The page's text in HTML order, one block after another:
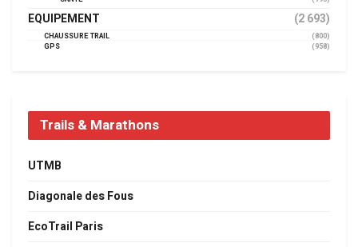
EQUIPEMENT (2 693)
CHAUSSURE TRAIL
(800)
GPS
(958)
Trails & Marathons
UTMB
Diagonale des Fous
EcoTrail Paris